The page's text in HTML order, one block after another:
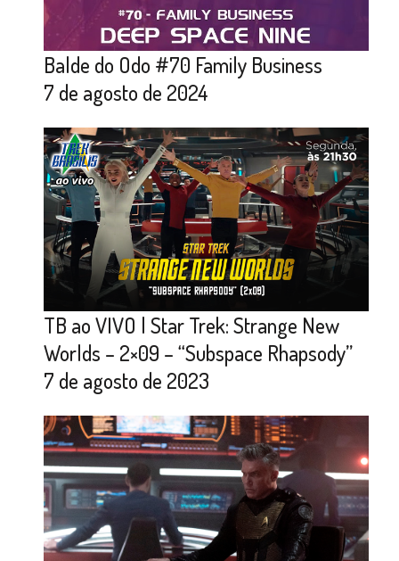
Balde do Odo #70 Family Business
7 de agosto de 2024
TB ao VIVO | Star Trek: Strange New
Worlds – 2×09 – “Subspace Rhapsody”
7 de agosto de 2023